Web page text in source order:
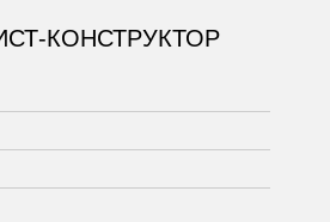
КОНСТРУКТОР